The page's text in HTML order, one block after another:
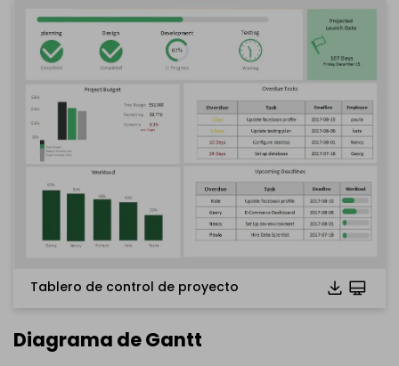
Tablero de control de proyecto
Diagrama de Gantt